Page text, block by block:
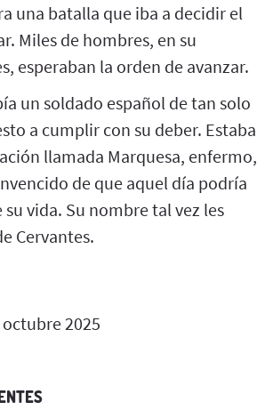
una batalla que iba a decidir el
Miles de hombres, en su
esperaban la orden de avanzar.
un soldado español de tan solo
a cumplir con su deber. Estaba
llamada Marquesa, enfermo,
de que aquel día podría
vida. Su nombre tal vez les
Cervantes.
octubre 2025